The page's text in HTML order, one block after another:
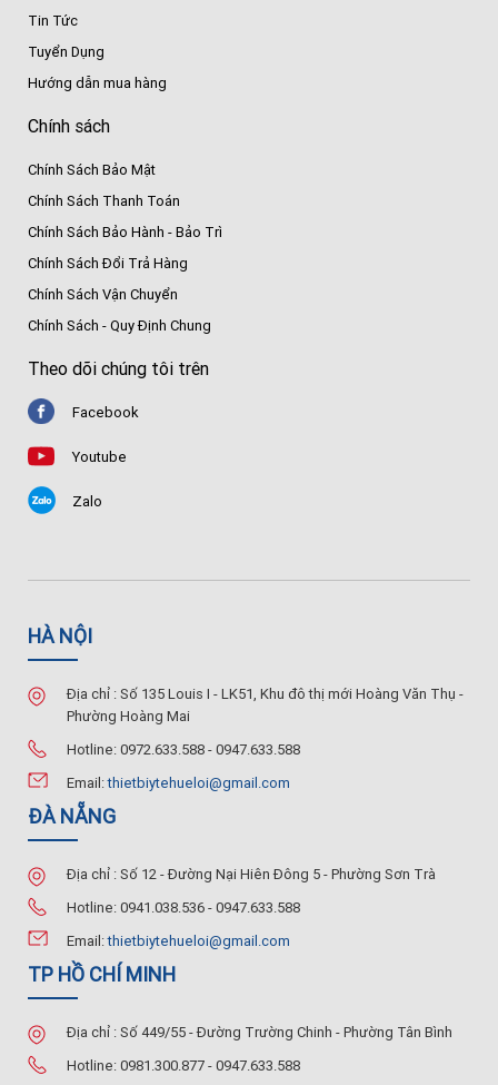
Tin Tức
Tuyển Dụng
Hướng dẫn mua hàng
Chính sách
Chính Sách Bảo Mật
Chính Sách Thanh Toán
Chính Sách Bảo Hành - Bảo Trì
Chính Sách Đổi Trả Hàng
Chính Sách Vận Chuyển
Chính Sách - Quy Định Chung
Theo dõi chúng tôi trên
Facebook
Youtube
Zalo
HÀ NỘI
Địa chỉ : Số 135 Louis I - LK51, Khu đô thị mới Hoàng Văn Thụ -
Phường Hoàng Mai
Hotline: 0972.633.588 - 0947.633.588
Email:thietbiytehueloi@gmail.com
ĐÀ NẴNG
Địa chỉ : Số 12 - Đường Nại Hiên Đông 5 - Phường Sơn Trà
Hotline: 0941.038.536 - 0947.633.588
Email:thietbiytehueloi@gmail.com
TP HỒ CHÍ MINH
Địa chỉ : Số 449/55 - Đường Trường Chinh - Phường Tân Bình
Hotline: 0981.300.877 - 0947.633.588